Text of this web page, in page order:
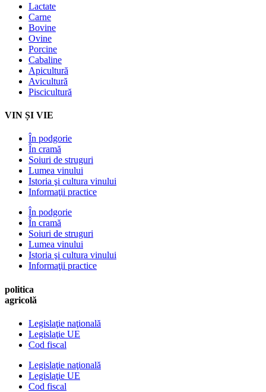
Lactate
Carne
Bovine
Ovine
Porcine
Cabaline
Apicultură
Avicultură
Piscicultură
VIN ȘI VIE
În podgorie
În cramă
Soiuri de struguri
Lumea vinului
Istoria şi cultura vinului
Informaţii practice
În podgorie
În cramă
Soiuri de struguri
Lumea vinului
Istoria şi cultura vinului
Informaţii practice
politica
agricolă
Legislaţie naţională
Legislaţie UE
Cod fiscal
Legislaţie naţională
Legislaţie UE
Cod fiscal